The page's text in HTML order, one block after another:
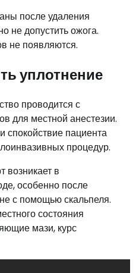
после удаления
не допустить ожога.
не появляются.
уплотнение
проводится с
для местной анестезии.
спокойствие пациента
процедур.
в
особенно после
с помощью скальпеля.
состояния
мази, курс